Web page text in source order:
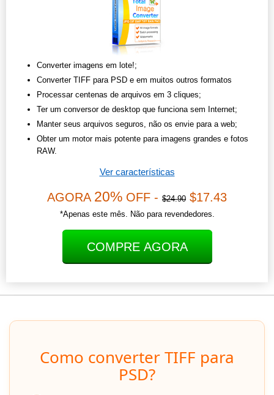
Converter imagens em lote!;
Converter TIFF para PSD e em muitos outros formatos
Processar centenas de arquivos em 3 cliques;
Ter um conversor de desktop que funciona sem Internet;
Manter seus arquivos seguros, não os envie para a web;
Obter um motor mais potente para imagens grandes e fotos
RAW.
Ver características
AGORA 20% OFF - $24.90 $17.43
*Apenas este mês. Não para revendedores.
COMPRE AGORA
Como converter TIFF para
PSD?